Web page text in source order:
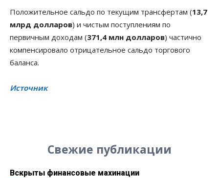
Положительное сальдо по текущим трансфертам (13,7
млрд долларов) и чистым поступлениям по
первичным доходам (371,4 млн долларов) частично
компенсировало отрицательное сальдо торгового
баланса.
Источник
Свежие публикации
Вскрыты финансовые махинации